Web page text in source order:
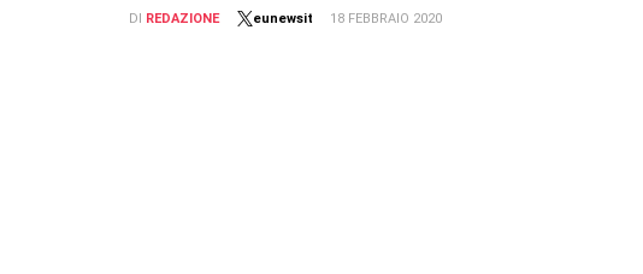
DI REDAZIONE eunewsit 18 FEBBRAIO 2020